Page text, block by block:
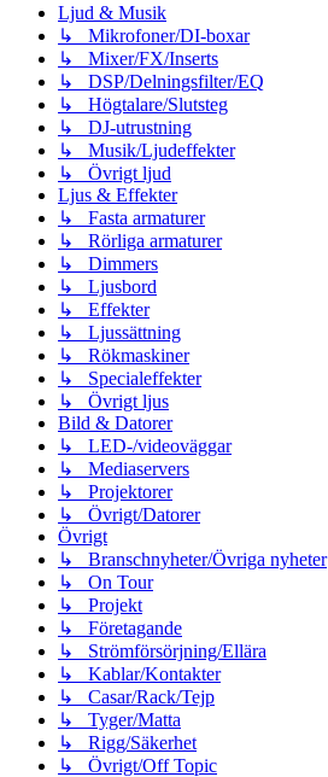
Ljud & Musik
↳ Mikrofoner/DI-boxar
↳ Mixer/FX/Inserts
↳ DSP/Delningsfilter/EQ
↳ Högtalare/Slutsteg
↳ DJ-utrustning
↳ Musik/Ljudeffekter
↳ Övrigt ljud
Ljus & Effekter
↳ Fasta armaturer
↳ Rörliga armaturer
↳ Dimmers
↳ Ljusbord
↳ Effekter
↳ Ljussättning
↳ Rökmaskiner
↳ Specialeffekter
↳ Övrigt ljus
Bild & Datorer
↳ LED-/videoväggar
↳ Mediaservers
↳ Projektorer
↳ Övrigt/Datorer
Övrigt
↳ Branschnyheter/Övriga nyheter
↳ On Tour
↳ Projekt
↳ Företagande
↳ Strömförsörjning/Ellära
↳ Kablar/Kontakter
↳ Casar/Rack/Tejp
↳ Tyger/Matta
↳ Rigg/Säkerhet
↳ Övrigt/Off Topic